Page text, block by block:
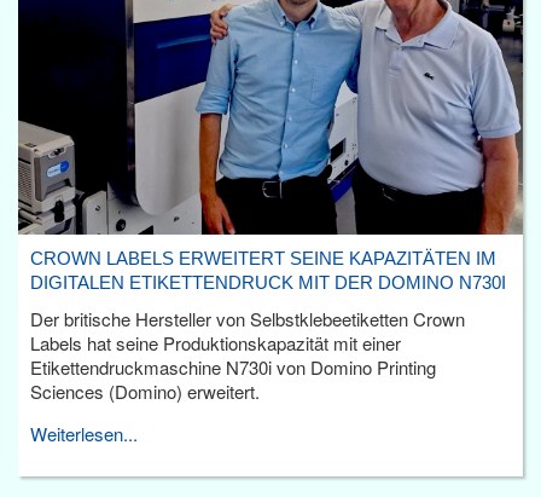
CROWN LABELS ERWEITERT SEINE KAPAZITÄTEN IM
DIGITALEN ETIKETTENDRUCK MIT DER DOMINO N730I
Der britische Hersteller von Selbstklebeetiketten Crown
Labels hat seine Produktionskapazität mit einer
Etikettendruckmaschine N730i von Domino Printing
Sciences (Domino) erweitert.
Weiterlesen...